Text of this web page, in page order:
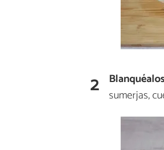
2 Blanquéalos
sumerjas,